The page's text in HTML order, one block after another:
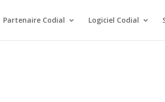
Partenaire Codial Logiciel Codial